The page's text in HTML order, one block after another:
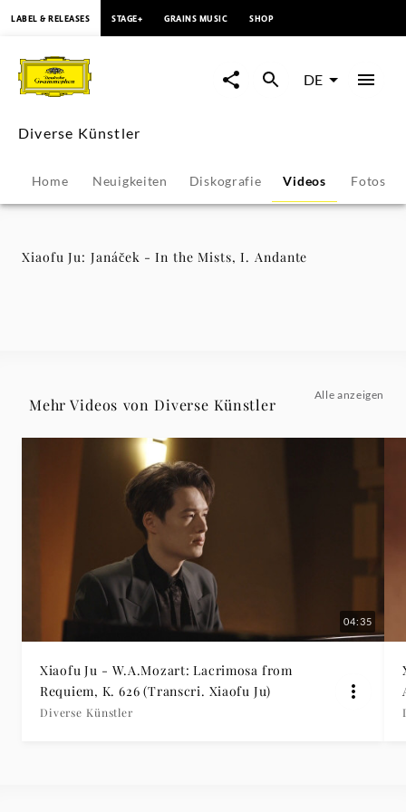
Ju:
Janáček
In
the
Deutsche
Grammophon
LABEL & RELEASES STAGE+ GRAINS MUSIC SHOP
DE
Diverse Künstler
Home Neuigkeiten Diskografie Videos Fotos
Xiaofu Ju: Janáček - In the Mists, I. Andante
Mehr Videos von Diverse Künstler
Alle anzeigen
04:35
Xiaofu Ju - W.A.Mozart: Lacrimosa from
Requiem, K. 626 (Transcri. Xiaofu Ju)
Diverse Künstler